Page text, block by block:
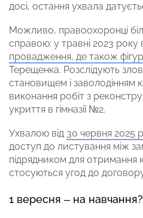
досі, остання ухвала
Можливо, правоохоронці
справою: у травні 2023 року
провадження, де також
Терещенка. Розслідують
становищем і заволодінням
виконання робіт з
укриття в гімназії №2.
Ухвалою від 30 червня 2025
доступ до листування між
підрядником для отримання
стосуються угод до
1 вересня – на навчання?